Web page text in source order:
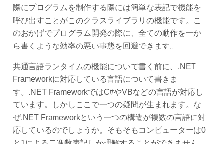
際にプログラムを制作する際には簡単な表記で機能を
呼び出すことがこのクラスライブラリの機能です。こ
のおかげでプログラム開発の際に、全ての動作を一か
ら書くような効率の悪い事態を回避できます。
共通言語ランタイムの機能について書く前に、.NET
Frameworkに対応している言語について書きま
す。.NET FrameworkではC#やVBなどの言語が対応し
ています。しかしここで一つの疑問が生まれます。な
ぜ.NET Frameworkという一つの構造が複数の言語に対
応しているのでしょうか。そもそもコンピューターは0